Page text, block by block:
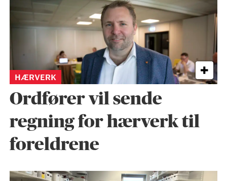
HÆRVERK
Ordfører vil sende
regning for hærverk til
foreldrene